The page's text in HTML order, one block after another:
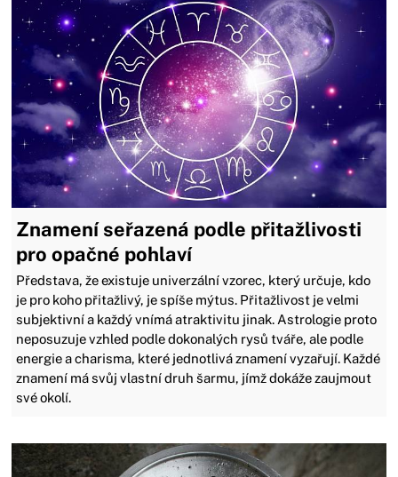
Znamení seřazená podle přitažlivosti
pro opačné pohlaví
Představa, že existuje univerzální vzorec, který určuje, kdo
je pro koho přitažlivý, je spíše mýtus. Přitažlivost je velmi
subjektivní a každý vnímá atraktivitu jinak. Astrologie proto
neposuzuje vzhled podle dokonalých rysů tváře, ale podle
energie a charisma, které jednotlivá znamení vyzařují. Každé
znamení má svůj vlastní druh šarmu, jímž dokáže zaujmout
své okolí.